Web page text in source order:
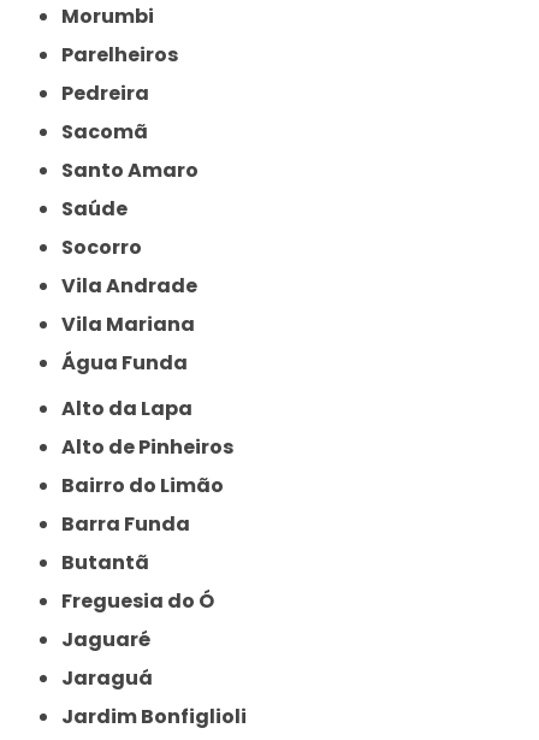
Morumbi
Parelheiros
Pedreira
Sacomã
Santo Amaro
Saúde
Socorro
Vila Andrade
Vila Mariana
Água Funda
Alto da Lapa
Alto de Pinheiros
Bairro do Limão
Barra Funda
Butantã
Freguesia do Ó
Jaguaré
Jaraguá
Jardim Bonfiglioli